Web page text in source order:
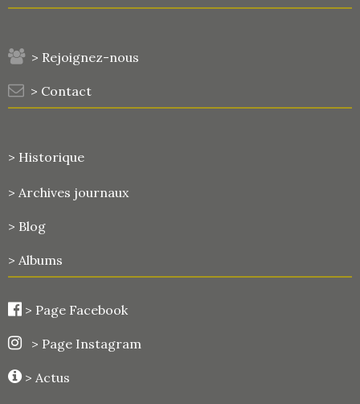
> Rejoignez-nous
> Contact
> Historique
> Archives journaux
> Blog
> Albums
> Page Facebook
> Page Instagram
> Actus